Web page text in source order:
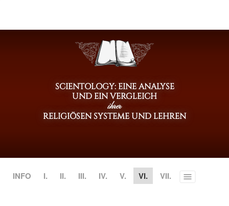
SCIENTOLOGY: EINE ANALYSE
UND EIN VERGLEICH
ihrer
RELIGIÖSEN SYSTEME UND LEHREN
INFO I. II. III. IV. V. VI. VII. Toggle